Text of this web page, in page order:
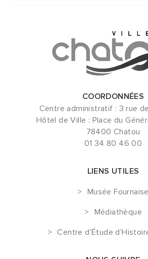
COORDONNÉES
Centre administratif : 3 rue
Hôtel de Ville : Place du
78400 Chatou
01 34 80 46 00
LIENS UTILES
Musée Fournaise
Médiathèque
Centre d'Étude